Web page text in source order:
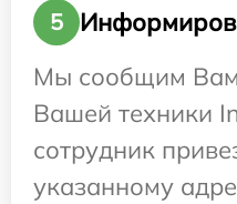
5
Мы сообщим Вам
Вашей техники
сотрудник
указанному